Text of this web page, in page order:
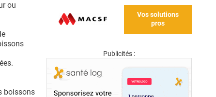
ou
boissons
Vos solutions
pros
Publicités :